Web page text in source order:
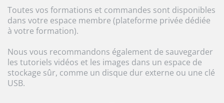
Toutes vos formations et commandes sont disponibles
dans votre espace membre (plateforme privée dédiée
à votre formation).
Nous vous recommandons également de sauvegarder
les tutoriels vidéos et les images dans un espace de
stockage sûr, comme un disque dur externe ou une clé
USB.